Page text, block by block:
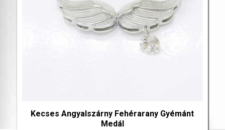
Kecses Angyalszárny Fehérarany Gyémánt
Medál